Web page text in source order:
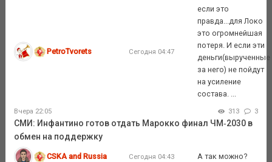
PetroTvorets Сегодня 04:47
если это
правда...для Локо
это огромнейшая
потеря. И если эти
деньги(вырученные
за него) не пойдут
на усиление
состава. ...
Вчера 22:05 313 3
СМИ: Инфантино готов отдать Марокко финал ЧМ‑2030 в
обмен на поддержку
CSKA and Russia Сегодня 04:43 А так можно?